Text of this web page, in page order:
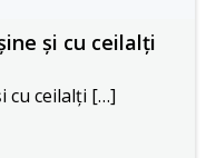
și cu ceilalți
cu ceilalți […]